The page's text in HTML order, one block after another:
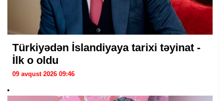
Türkiyədən İslandiyaya tarixi təyinat -
İlk o oldu
09 avqust 2026 09:46